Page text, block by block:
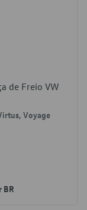
de Freio VW
Voyage
BR